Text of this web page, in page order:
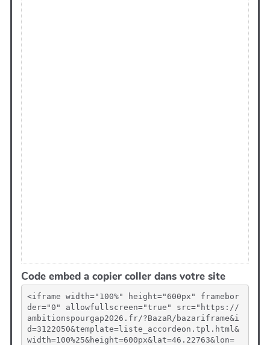
Code embed a copier coller dans votre site
<iframe width="100%" height="600px" framebor
der="0" allowfullscreen="true" src="https://
ambitionspourgap2026.fr/?BazaR/bazariframe&i
d=3122050&template=liste_accordeon.tpl.html&
width=100%25&height=600px&lat=46.22763&lon=